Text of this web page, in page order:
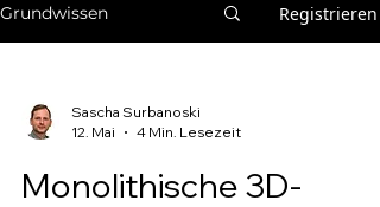
Grundwissen Registrieren
Sascha Surbanoski
12. Mai
4 Min. Lesezeit
Monolithische 3D-